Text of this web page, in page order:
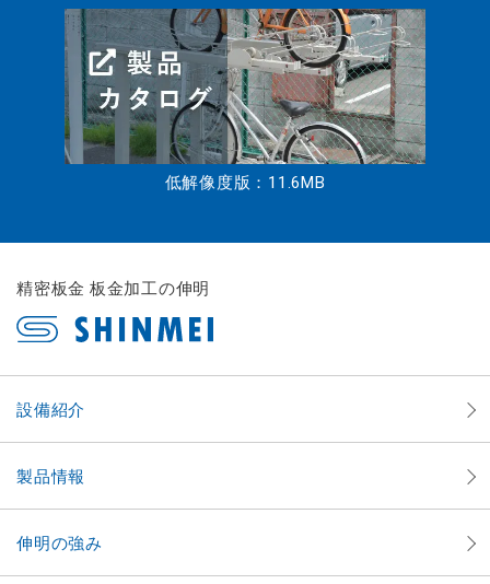
低解像度版：11.6MB
精密板金 板金加工の伸明
設備紹介
製品情報
伸明の強み